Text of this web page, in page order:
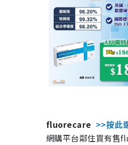
fluorecare >>按此
網購平台鄰住買有售